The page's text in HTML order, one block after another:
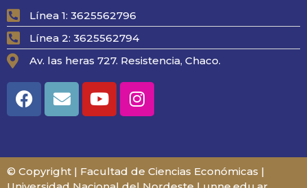
Línea 1: 3625562796
Línea 2: 3625562794
Av. las heras 727. Resistencia, Chaco.
© Copyright | Facultad de Ciencias Económicas |